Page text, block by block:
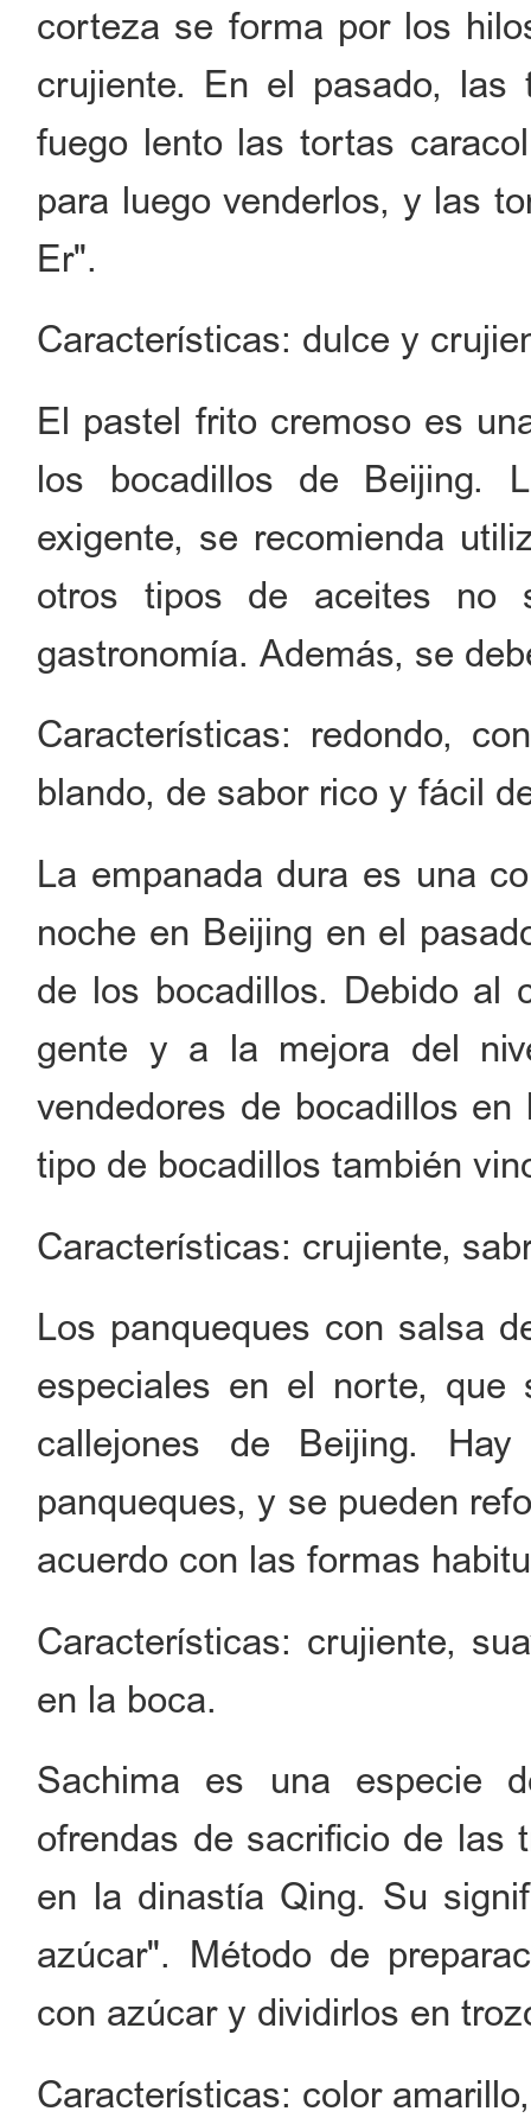
corteza se forma por los
crujiente. En el pasado,
fuego lento las tortas
para luego venderlos, y las
Er".
Características: dulce y
El pastel frito cremoso es
los bocadillos de Beijing.
exigente, se recomienda
otros tipos de aceites no
gastronomía. Además, se
Características: redondo,
blando, de sabor rico y fácil
La empanada dura es una
noche en Beijing en el
de los bocadillos. Debido al
gente y a la mejora del
vendedores de bocadillos
tipo de bocadillos también
Características: crujiente,
Los panqueques con salsa
especiales en el norte,
callejones de Beijing.
panqueques, y se pueden
acuerdo con las formas
Características: crujiente,
en la boca.
Sachima es una especie
ofrendas de sacrificio de las
en la dinastía Qing. Su
azúcar". Método de
con azúcar y dividirlos en
Características: color